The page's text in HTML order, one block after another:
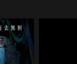
派遣年輕神
場信仰危機。